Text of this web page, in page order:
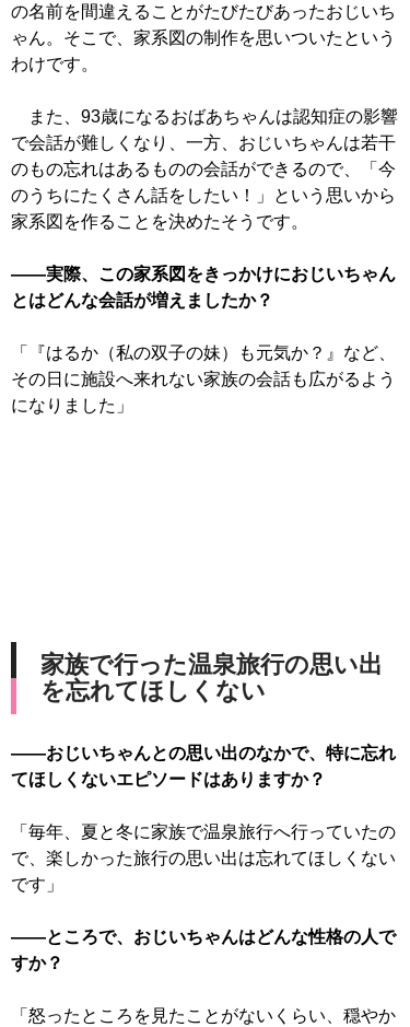
の名前を間違えることがたびたびあったおじいち
ゃん。そこで、家系図の制作を思いついたという
わけです。
また、93歳になるおばあちゃんは認知症の影響
で会話が難しくなり、一方、おじいちゃんは若干
のもの忘れはあるものの会話ができるので、「今
のうちにたくさん話をしたい！」という思いから
家系図を作ることを決めたそうです。
――実際、この家系図をきっかけにおじいちゃん
とはどんな会話が増えましたか？
「『はるか（私の双子の妹）も元気か？』など、
その日に施設へ来れない家族の会話も広がるよう
になりました」
家族で行った温泉旅行の思い出
を忘れてほしくない
――おじいちゃんとの思い出のなかで、特に忘れ
てほしくないエピソードはありますか？
「毎年、夏と冬に家族で温泉旅行へ行っていたの
で、楽しかった旅行の思い出は忘れてほしくない
です」
――ところで、おじいちゃんはどんな性格の人で
すか？
「怒ったところを見たことがないくらい、穏やか